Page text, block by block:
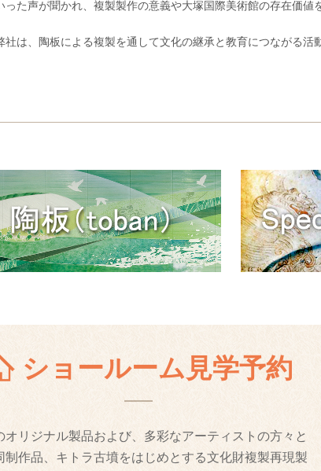
った声が聞かれ、複製製作の意義や大塚国際美術館の存在価値
社は、陶板による複製を通して文化の継承と教育につながる活
ショールーム見学予約
オリジナル製品および、多彩なアーティストの方々と
制作品、キトラ古墳をはじめとする文化財複製再現製